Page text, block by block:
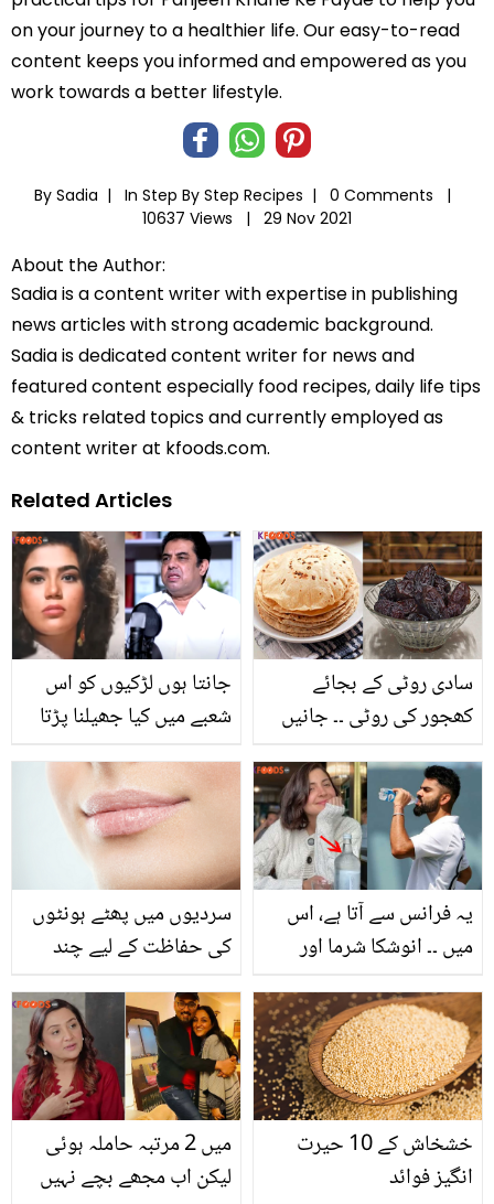
on your journey to a healthier life. Our easy-to-read
content keeps you informed and empowered as you
work towards a better lifestyle.
By Sadia | In Step By Step Recipes |
0 Comments |
10637 Views |
29 Nov 2021
About the Author:
Sadia is a content writer with expertise in publishing
news articles with strong academic background.
Sadia is dedicated content writer for news and
featured content especially food recipes, daily life tips
& tricks related topics and currently employed as
content writer at kfoods.com.
Related Articles
جانتا ہوں لڑکیوں کو اس
شعبے میں کیا جھیلنا پڑتا
کرنے سے روک دیا ! اسٹیج
ڈانسنگ سے متعلق نسیم
وکی کے تلخ انکشافات
سادی روٹی کے بجائے
کھجور کی روٹی ۔۔ جانیں
روٹی کھانے سے کیا ہوتا ہے
اور کیسے بنتی ہے؟ جو آپ
اور آپ کے بچوں کی صحت
کیلیئے ضروری ہے
سردیوں میں پھٹے ہونٹوں
کی حفاظت کے لیے چند
یہ فرانس سے آتا ہے، اس
میں ۔۔ انوشکا شرما اور
پانی پیتے ہیں اور اسکی
قیمت کیا ہے؟
میں 2 مرتبہ حاملہ ہوئی
لیکن اب مجھے بچے نہیں
خشخاش کے 10 حیرت
انگیز فوائد